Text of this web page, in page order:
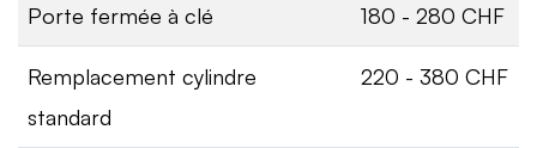
Porte fermée à clé 180 - 280 CHF
Remplacement cylindre
standard
220 - 380 CHF